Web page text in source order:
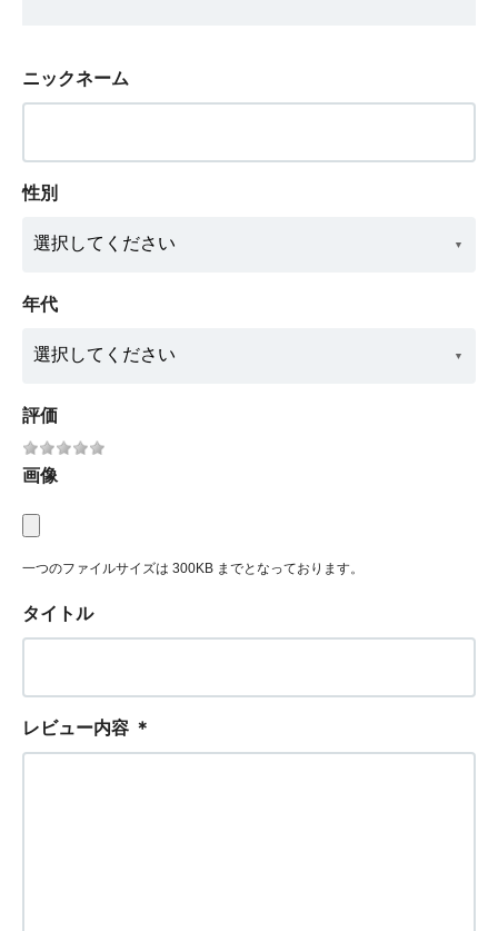
ニックネーム
性別
年代
評価
画像
一つのファイルサイズは 300KB までとなっております。
タイトル
レビュー内容 ＊